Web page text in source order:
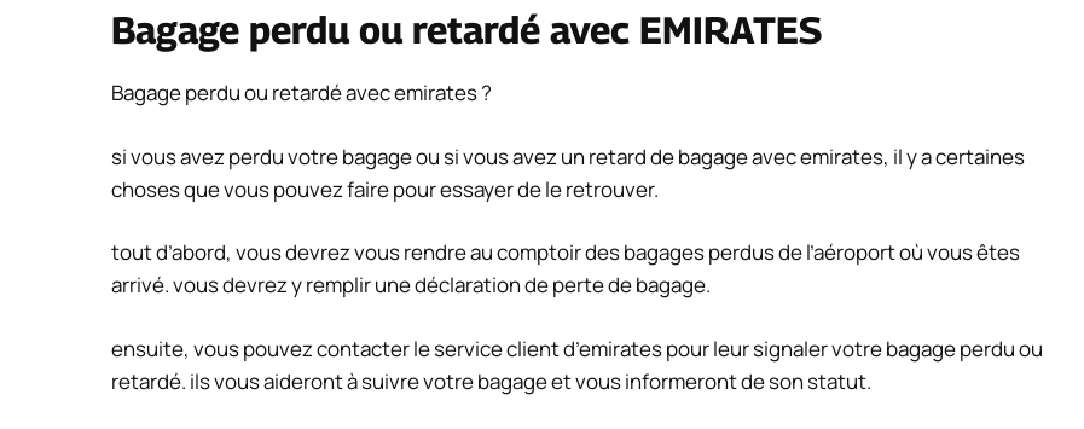
Bagage perdu ou retardé avec EMIRATES
Bagage perdu ou retardé avec emirates ?
si vous avez perdu votre bagage ou si vous avez un retard de bagage avec emirates, il y a certaines
choses que vous pouvez faire pour essayer de le retrouver.
tout d’abord, vous devrez vous rendre au comptoir des bagages perdus de l’aéroport où vous êtes
arrivé. vous devrez y remplir une déclaration de perte de bagage.
ensuite, vous pouvez contacter le service client d’emirates pour leur signaler votre bagage perdu ou
retardé. ils vous aideront à suivre votre bagage et vous informeront de son statut.